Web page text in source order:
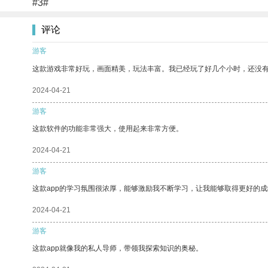
#3#
评论
游客
这款游戏非常好玩，画面精美，玩法丰富。我已经玩了好几个小时，还没有
2024-04-21
游客
这款软件的功能非常强大，使用起来非常方便。
2024-04-21
游客
这款app的学习氛围很浓厚，能够激励我不断学习，让我能够取得更好的成
2024-04-21
游客
这款app就像我的私人导师，带领我探索知识的奥秘。